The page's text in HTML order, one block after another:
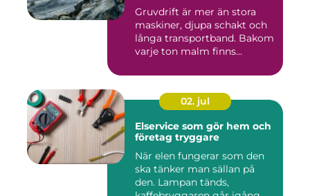
Gruvdrift är mer än stora
maskiner, djupa schakt och
långa transportband. Bakom
varje ton malm finns...
02. jul
Elservice som gör hem och
företag tryggare
När elen fungerar som den
ska tänker man sällan på
den. Lampan tänds,